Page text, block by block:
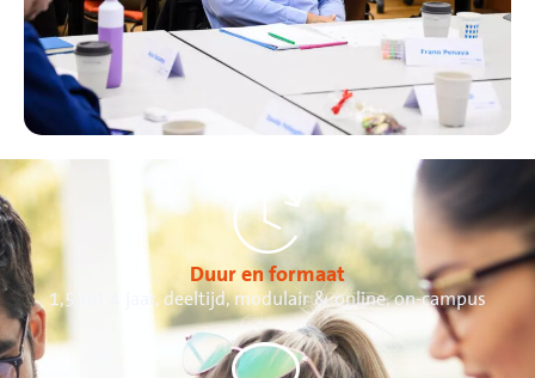
Duur en formaat
1,5 tot 4 jaar, deeltijd, modulair & online, on-campus